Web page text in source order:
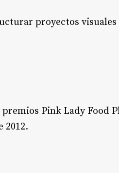
proyectos visuales
Pink Lady Food
2012.